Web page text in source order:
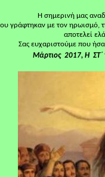
Η σημερινή μας
γράφτηκαν με τον ηρωισμό,
αποτελεί
Σας ευχαριστούμε που
Μάρτιος 2017, Η ΣΤ΄